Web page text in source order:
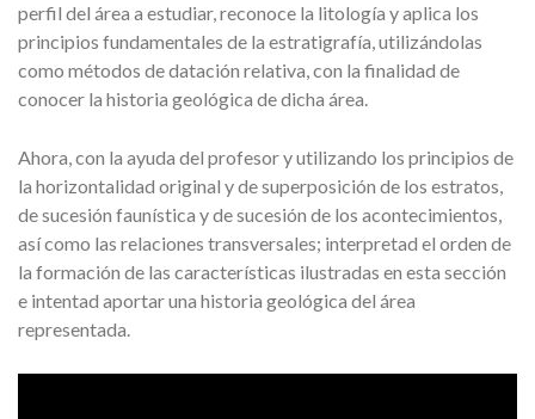
perfil del área a estudiar, reconoce la litología y aplica los
principios fundamentales de la estratigrafía, utilizándolas
como métodos de datación relativa, con la finalidad de
conocer la historia geológica de dicha área.
Ahora, con la ayuda del profesor y utilizando los principios de
la horizontalidad original y de superposición de los estratos,
de sucesión faunística y de sucesión de los acontecimientos,
así como las relaciones transversales; interpretad el orden de
la formación de las características ilustradas en esta sección
e intentad aportar una historia geológica del área
representada.